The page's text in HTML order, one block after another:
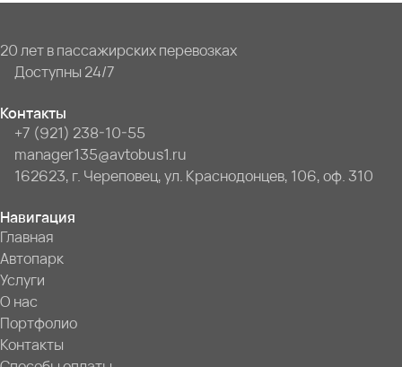
20 лет в пассажирских перевозках
Доступны 24/7
Контакты
+7 (921) 238-10-55
manager135@avtobus1.ru
162623, г. Череповец, ул. Краснодонцев, 106, оф. 310
Навигация
Главная
Автопарк
Услуги
О нас
Портфолио
Контакты